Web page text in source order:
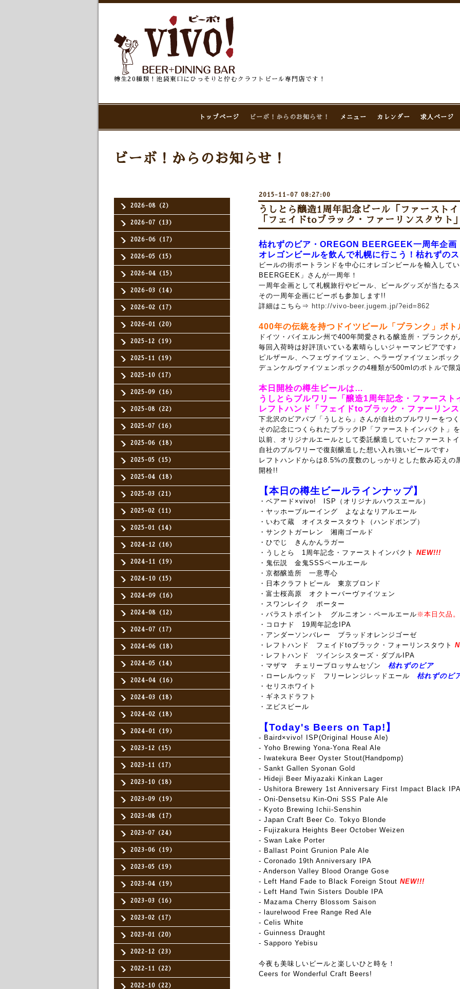
樽生20種類！池袋東口にひっそりと佇むクラフトビール専門店です！
トップページ ビーボ！からのお知らせ！ メニュー カレンダー 求人ページ
2026-08（2）
2026-07（13）
2026-06（17）
2026-05（15）
2026-04（15）
2026-03（14）
2026-02（17）
2026-01（20）
2025-12（19）
2025-11（19）
2025-10（17）
2025-09（16）
2025-08（22）
2025-07（16）
2025-06（18）
2025-05（15）
2025-04（18）
2025-03（21）
2025-02（11）
2025-01（14）
2024-12（16）
2024-11（19）
2024-10（15）
2024-09（16）
2024-08（12）
2024-07（17）
2024-06（18）
2024-05（14）
2024-04（16）
2024-03（18）
2024-02（18）
2024-01（19）
2023-12（15）
2023-11（17）
2023-10（18）
2023-09（19）
2023-08（17）
2023-07（24）
2023-06（19）
2023-05（19）
2023-04（19）
2023-03（16）
2023-02（17）
2023-01（20）
2022-12（23）
2022-11（22）
2022-10（22）
ビーボ！からのお知らせ！
2015-11-07 08:27:00
うしとら醸造1周年記念ビール「ファースト
「フェイドtoブラック・ファーリンスタウト
枯れずのビア・OREGON BEERGEEK一周年企画
オレゴンビールを飲んで札幌に行こう！枯れずの
ビールの街ポートランドを中心にオレゴンビールを輸入して
BEERGEEK」さんが一周年！
一周年企画として札幌旅行やビール、ビールグッズが当たるス
その一周年企画にビーボも参加します!!
詳細はこちら⇒ http://vivo-beer.jugem.jp/?eid=862
400年の伝統を持つドイツビール「プランク」ボ
ドイツ・バイエルン州で400年間愛される醸造所・プランクが
毎回入荷時は好評頂いている素晴らしいジャーマンビアです♪
ピルザール、ヘフェヴァイツェン、ヘラーヴァイツェンボック
デュンケルヴァイツェンボックの4種類が500mlのボトルで限
本日開栓の樽生ビールは…
うしとらブルワリー「醸造1周年記念・ファースト
レフトハンド「フェイドtoブラック・ファーリンス
下北沢のビアパブ「うしとら」さんが自社のブルワリーをつ
その記念につくられたブラックIP「ファーストインパクト」
以前、オリジナルエールとして委託醸造していたファースト
自社のブルワリーで復刻醸造した想い入れ強いビールです♪
レフトハンドからは8.5%の度数のしっかりとした飲み応えの
開栓!!
【本日の樽生ビールラインナップ】
・ベアード×vivo! ISP（オリジナルハウスエール）
・ヤッホーブルーイング よなよなリアルエール
・いわて蔵 オイスタースタウト（ハンドポンプ）
・サンクトガーレン 湘南ゴールド
・ひでじ きんかんラガー
・うしとら 1周年記念・ファーストインパクト NEW!!!
・鬼伝説 金鬼SSSペールエール
・京都醸造所 一意専心
・日本クラフトビール 東京ブロンド
・富士桜高原 オクトーバーヴァイツェン
・スワンレイク ポーター
・バラストポイント グルニオン・ペールエール ※本日欠品
・コロナド 19周年記念IPA
・アンダーソンバレー ブラッドオレンジゴーゼ
・レフトハンド フェイドtoブラック・フォーリンスタウト
・レフトハンド ツインシスターズ・ダブルIPA
・マザマ チェリーブロッサムセゾン
枯れずのビア
・ローレルウッド フリーレンジレッドエール 枯れずのビ
・セリスホワイト
・ギネスドラフト
・ヱビスビール
【Today's Beers on Tap!】
- Baird×vivo! ISP(Original House Ale)
- Yoho Brewing Yona-Yona Real Ale
- Iwatekura Beer Oyster Stout(Handpomp)
- Sankt Gallen Syonan Gold
- Hideji Beer Miyazaki Kinkan Lager
- Ushitora Brewery 1st Anniversary First Impact Black IPA
- Oni-Densetsu Kin-Oni SSS Pale Ale
- Kyoto Brewing Ichii-Senshin
- Japan Craft Beer Co. Tokyo Blonde
- Fujizakura Heights Beer October Weizen
- Swan Lake Porter
- Ballast Point Grunion Pale Ale
- Coronado 19th Anniversary IPA
- Anderson Valley Blood Orange Gose
- Left Hand Fade to Black Foreign Stout NEW!!!
- Left Hand Twin Sisters Double IPA
- Mazama Cherry Blossom Saison
- laurelwood Free Range Red Ale
- Celis White
- Guinness Draught
- Sapporo Yebisu
今夜も美味しいビールと楽しいひと時を！
Ceers for Wonderful Craft Beers!